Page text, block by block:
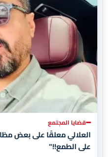
قضايا المجتمع
العلالي معلقًا على بعض
على الطمع!!"